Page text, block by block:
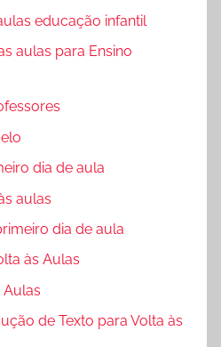
educação infantil
aulas para Ensino
dia de aula
aulas
dia de aula
às Aulas
Aulas
de Texto para Volta às